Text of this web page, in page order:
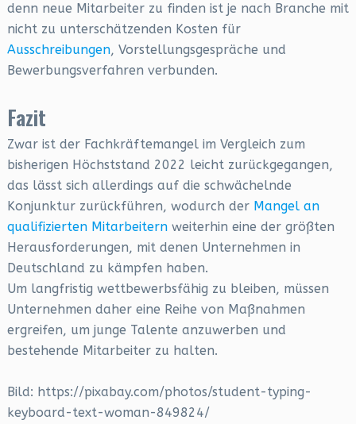
denn neue Mitarbeiter zu finden ist je nach Branche mit
nicht zu unterschätzenden Kosten für
Ausschreibungen, Vorstellungsgespräche und
Bewerbungsverfahren verbunden.
Fazit
Zwar ist der Fachkräftemangel im Vergleich zum
bisherigen Höchststand 2022 leicht zurückgegangen,
das lässt sich allerdings auf die schwächelnde
Konjunktur zurückführen, wodurch der Mangel an
qualifizierten Mitarbeiternweiterhin eine der größten
Herausforderungen, mit denen Unternehmen in
Deutschland zu kämpfen haben.
Um langfristig wettbewerbsfähig zu bleiben, müssen
Unternehmen daher eine Reihe von Maßnahmen
ergreifen, um junge Talente anzuwerben und
bestehende Mitarbeiter zu halten.
Bild: https://pixabay.com/photos/student-typing-
keyboard-text-woman-849824/